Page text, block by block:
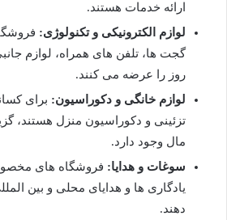
ارائه خدمات هستند.
لوازم الکترونیکی و تکنولوژی:
گجت ها، تلفن های همراه، لوازم
روز را عرضه می کنند.
لوازم خانگی و دکوراسیون: برای
تزئینی و دکوراسیون منزل هستند،
مال وجود دارد.
سوغات و هدایا: فروشگاه های
یادگاری ها و هدایای محلی و بین
دهند.